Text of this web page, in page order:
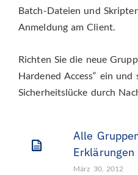
Batch-Dateien und
Anmeldung am Client.
Richten Sie die neue
Hardened Access“ ein und
Sicherheitslücke durch
Alle
März 30, 2012